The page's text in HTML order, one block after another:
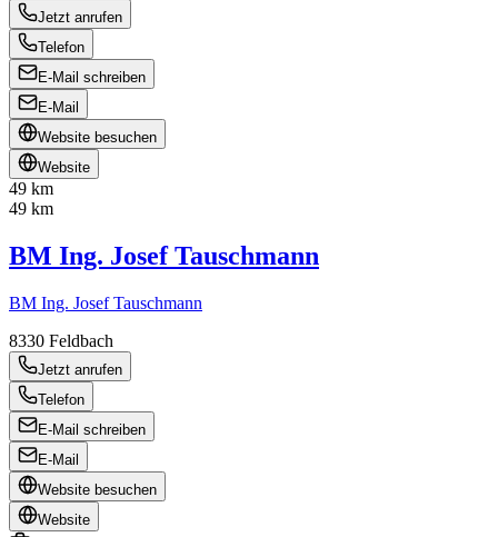
Jetzt anrufen
Telefon
E-Mail schreiben
E-Mail
Website besuchen
Website
49 km
49 km
BM Ing. Josef Tauschmann
BM Ing. Josef Tauschmann
8330 Feldbach
Jetzt anrufen
Telefon
E-Mail schreiben
E-Mail
Website besuchen
Website